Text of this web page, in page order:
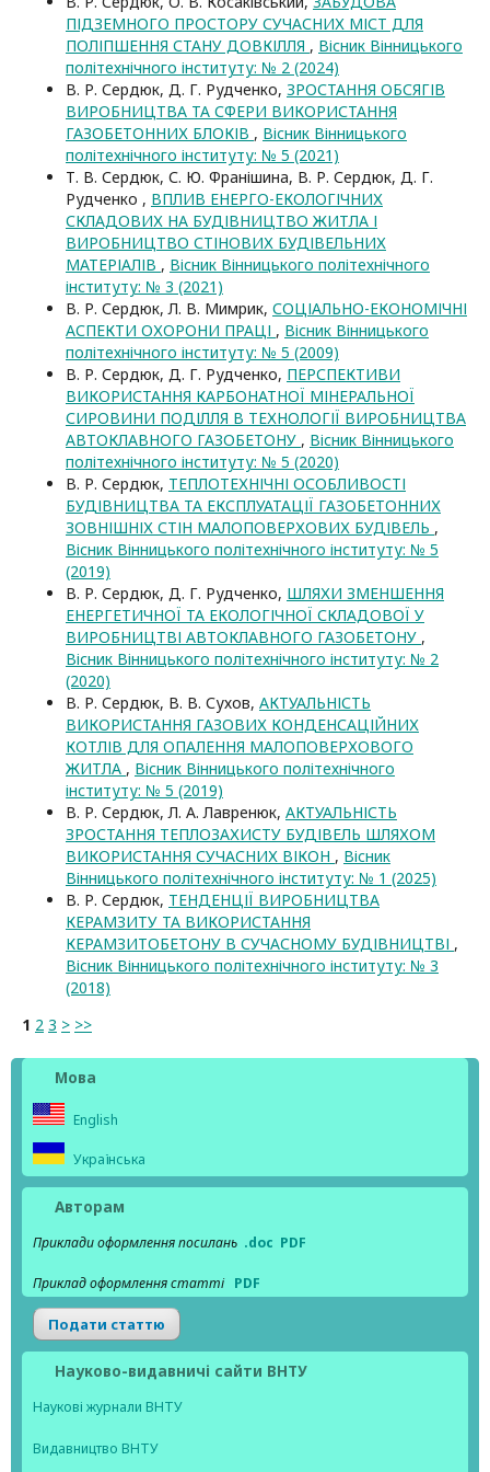
ПІДЗЕМНОГО ПРОСТОРУ СУЧАСНИХ МІСТ ДЛЯ
ПОЛІПШЕННЯ СТАНУ ДОВКІЛЛЯ , Вісник Вінницького
політехнічного інституту: № 2 (2024)
В. Р. Сердюк, Д. Г. Рудченко, ЗРОСТАННЯ ОБСЯГІВ
ВИРОБНИЦТВА ТА СФЕРИ ВИКОРИСТАННЯ
ГАЗОБЕТОННИХ БЛОКІВ , Вісник Вінницького
політехнічного інституту: № 5 (2021)
Т. В. Сердюк, С. Ю. Франішина, В. Р. Сердюк, Д. Г.
Рудченко , ВПЛИВ ЕНЕРГО-ЕКОЛОГІЧНИХ
СКЛАДОВИХ НА БУДІВНИЦТВО ЖИТЛА І
ВИРОБНИЦТВО СТІНОВИХ БУДІВЕЛЬНИХ
МАТЕРІАЛІВ , Вісник Вінницького політехнічного
інституту: № 3 (2021)
В. Р. Сердюк, Л. В. Мимрик, СОЦІАЛЬНО-ЕКОНОМІЧНІ
АСПЕКТИ ОХОРОНИ ПРАЦІ , Вісник Вінницького
політехнічного інституту: № 5 (2009)
В. Р. Сердюк, Д. Г. Рудченко, ПЕРСПЕКТИВИ
ВИКОРИСТАННЯ КАРБОНАТНОЇ МІНЕРАЛЬНОЇ
СИРОВИНИ ПОДІЛЛЯ В ТЕХНОЛОГІЇ ВИРОБНИЦТВА
АВТОКЛАВНОГО ГАЗОБЕТОНУ , Вісник Вінницького
політехнічного інституту: № 5 (2020)
В. Р. Сердюк, ТЕПЛОТЕХНІЧНІ ОСОБЛИВОСТІ
БУДІВНИЦТВА ТА ЕКСПЛУАТАЦІЇ ГАЗОБЕТОННИХ
ЗОВНІШНІХ СТІН МАЛОПОВЕРХОВИХ БУДІВЕЛЬ ,
Вісник Вінницького політехнічного інституту: № 5
(2019)
В. Р. Сердюк, Д. Г. Рудченко, ШЛЯХИ ЗМЕНШЕННЯ
ЕНЕРГЕТИЧНОЇ ТА ЕКОЛОГІЧНОЇ СКЛАДОВОЇ У
ВИРОБНИЦТВІ АВТОКЛАВНОГО ГАЗОБЕТОНУ ,
Вісник Вінницького політехнічного інституту: № 2
(2020)
В. Р. Сердюк, В. В. Сухов, АКТУАЛЬНІСТЬ
ВИКОРИСТАННЯ ГАЗОВИХ КОНДЕНСАЦІЙНИХ
КОТЛІВ ДЛЯ ОПАЛЕННЯ МАЛОПОВЕРХОВОГО
ЖИТЛА , Вісник Вінницького політехнічного
інституту: № 5 (2019)
В. Р. Сердюк, Л. А. Лавренюк, АКТУАЛЬНІСТЬ
ЗРОСТАННЯ ТЕПЛОЗАХИСТУ БУДІВЕЛЬ ШЛЯХОМ
ВИКОРИСТАННЯ СУЧАСНИХ ВІКОН , Вісник
Вінницького політехнічного інституту: № 1 (2025)
В. Р. Сердюк, ТЕНДЕНЦІЇ ВИРОБНИЦТВА
КЕРАМЗИТУ ТА ВИКОРИСТАННЯ
КЕРАМЗИТОБЕТОНУ В СУЧАСНОМУ БУДІВНИЦТВІ ,
Вісник Вінницького політехнічного інституту: № 3
(2018)
1 2 3 > >>
Мова
English
Українська
Авторам
Приклади оформлення посилань .doc PDF
Приклад оформлення статті PDF
Подати статтю
Науково-видавничі сайти ВНТУ
Наукові журнали ВНТУ
Видавництво ВНТУ